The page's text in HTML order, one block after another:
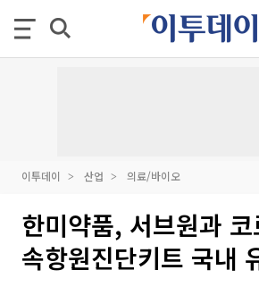
이투데이 산업 의료/바이오
한미약품, 서브원과
속항원진단키트 국내